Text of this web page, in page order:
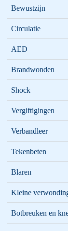
Bewustzijn
Circulatie
AED
Brandwonden
Shock
Vergiftigingen
Verbandleer
Tekenbeten
Blaren
Kleine
Botbreuken en